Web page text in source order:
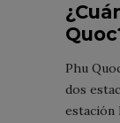
Phu
dos
estación